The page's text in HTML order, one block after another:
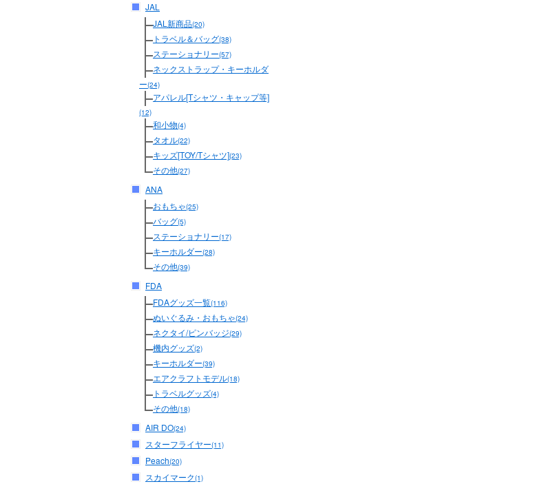
JAL
JAL新商品(20)
トラベル＆バッグ(38)
ステーショナリー(57)
ネックストラップ・キーホルダ
ー(24)
アパレル[Tシャツ・キャップ等]
(12)
和小物(4)
タオル(22)
キッズ[TOY/Tシャツ](23)
その他(27)
ANA
おもちゃ(25)
バッグ(5)
ステーショナリー(17)
キーホルダー(28)
その他(39)
FDA
FDAグッズ一覧(116)
ぬいぐるみ・おもちゃ(24)
ネクタイ/ピンバッジ(29)
機内グッズ(2)
キーホルダー(39)
エアクラフトモデル(18)
トラベルグッズ(4)
その他(18)
AIR DO(24)
スターフライヤー(11)
Peach(20)
スカイマーク(1)